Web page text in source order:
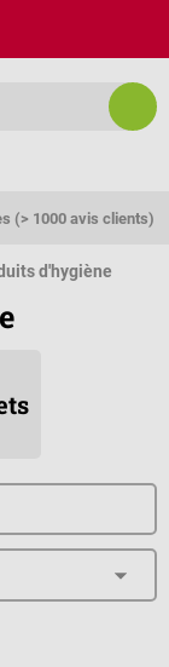
(> 1000 avis clients)
d'hygiène